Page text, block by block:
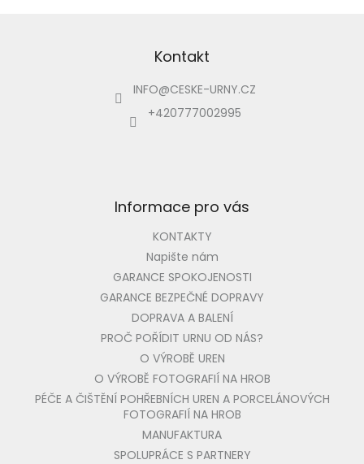
Kontakt
INFO@CESKE-URNY.CZ
+420777002995
Informace pro vás
KONTAKTY
Napište nám
GARANCE SPOKOJENOSTI
GARANCE BEZPEČNÉ DOPRAVY
DOPRAVA A BALENÍ
PROČ POŘÍDIT URNU OD NÁS?
O VÝROBĚ UREN
O VÝROBĚ FOTOGRAFIÍ NA HROB
PÉČE A ČIŠTĚNÍ POHŘEBNÍCH UREN A PORCELÁNOVÝCH
FOTOGRAFIÍ NA HROB
MANUFAKTURA
SPOLUPRÁCE S PARTNERY